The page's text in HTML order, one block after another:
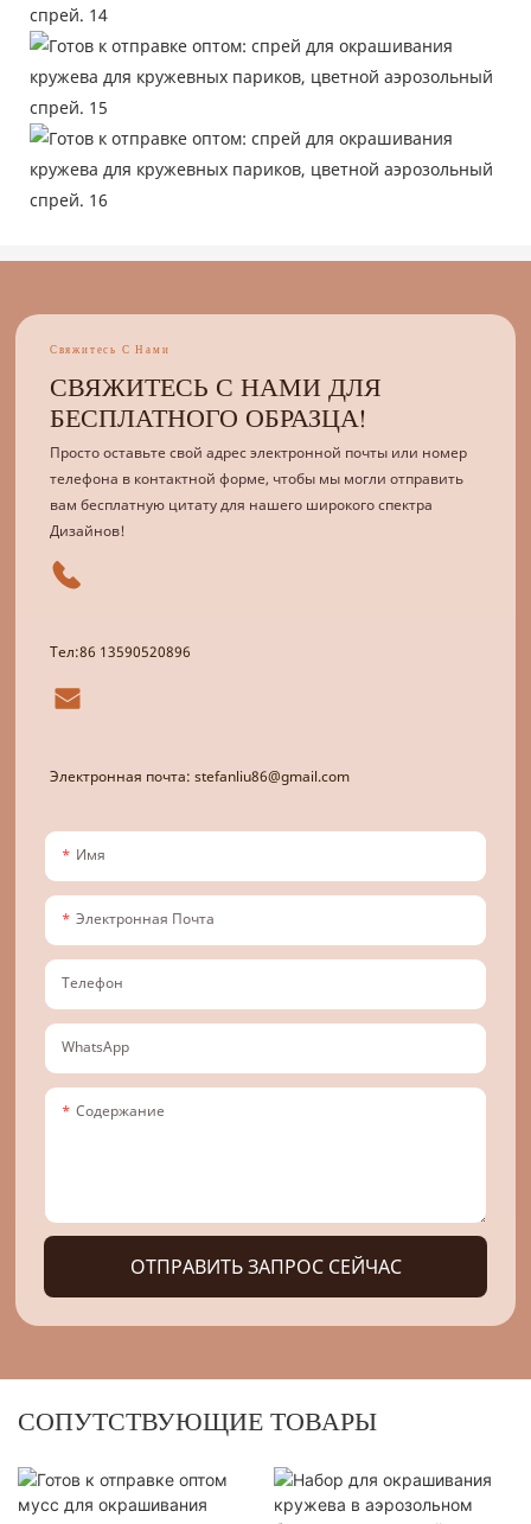
Свяжитесь С Нами
СВЯЖИТЕСЬ С НАМИ ДЛЯ
БЕСПЛАТНОГО ОБРАЗЦА!
Просто оставьте свой адрес электронной почты или номер
телефона в контактной форме, чтобы мы могли отправить
вам бесплатную цитату для нашего широкого спектра
Дизайнов!
Тел:86 13590520896
Электронная почта: stefanliu86@gmail.com
Имя
Электронная Почта
Телефон
WhatsApp
Содержание
ОТПРАВИТЬ ЗАПРОС СЕЙЧАС
СОПУТСТВУЮЩИЕ ТОВАРЫ